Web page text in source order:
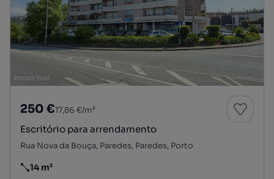
250 €17,86 €/m²
Escritório para arrendamento
Rua Nova da Bouça, Paredes, Paredes, Porto
Preço por metro quadrado
14 m²